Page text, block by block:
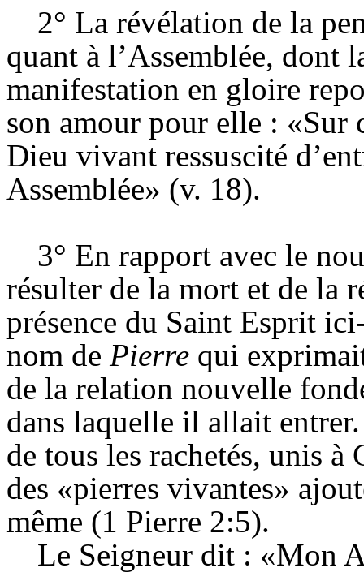
2° La révélation de la
quant à l’Assemblée, dont
manifestation en gloire
son amour pour elle : «Sur
Dieu vivant ressuscité
Assemblée» (v. 18).
3° En rapport avec le
résulter de la mort et de la
présence du Saint Esprit
nom de Pierre qui
de la relation nouvelle
dans laquelle il allait
de tous les rachetés, unis
des «pierres vivantes»
même (1 Pierre 2:5).
Le Seigneur dit : «Mon